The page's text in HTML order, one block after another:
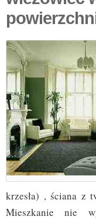
krzesła) , ściana z
Mieszkanie nie